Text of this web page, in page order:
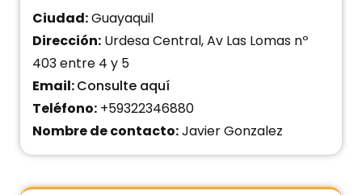
Ciudad:Guayaquil
Dirección: Urdesa Central, Av Las Lomas nº
403 entre 4 y 5
Email:Consulte aquí
Teléfono: +59322346880
Nombre de contacto:Javier Gonzalez